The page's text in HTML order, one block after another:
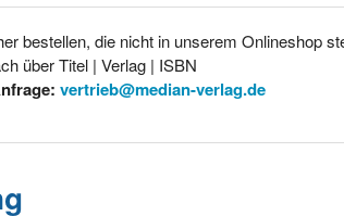
bestellen, die nicht in unserem Onlineshop
über Titel | Verlag | ISBN
vertrieb@median-verlag.de